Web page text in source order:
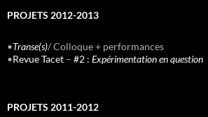
PROJETS 2012-2013
•Transe(s)/ Colloque + performances
•Revue Tacet – #2 : Expérimentation en question
PROJETS 2011-2012